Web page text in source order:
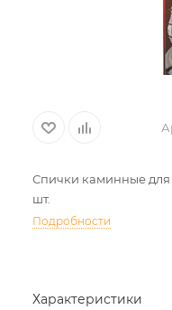
Спички каминные для
шт.
Подробности
Характеристики